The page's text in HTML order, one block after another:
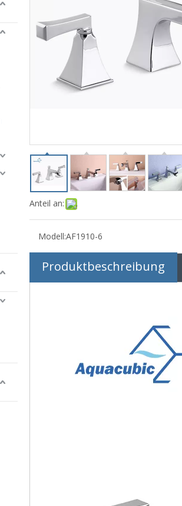
Anteil an:
Modell:AF1910-6
Produktbeschreibung